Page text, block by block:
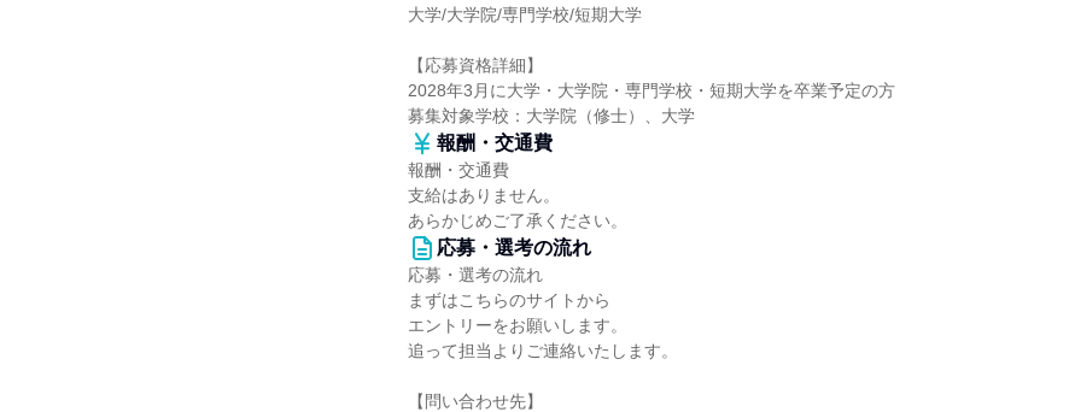
大学/大学院/専門学校/短期大学
【応募資格詳細】
2028年3月に大学・大学院・専門学校・短期大学を卒業予定の方
募集対象学校：大学院（修士）、大学
報酬・交通費
報酬・交通費
支給はありません。
あらかじめご了承ください。
応募・選考の流れ
応募・選考の流れ
まずはこちらのサイトから
エントリーをお願いします。
追って担当よりご連絡いたします。
【問い合わせ先】